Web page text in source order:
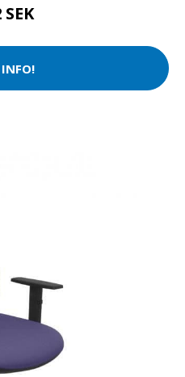
INFO!